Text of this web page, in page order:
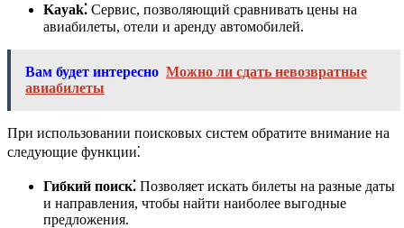
Kayak⁚ Сервис, позволяющий сравнивать цены на
авиабилеты, отели и аренду автомобилей.
Вам будет интересно Можно ли сдать невозвратные
авиабилеты
При использовании поисковых систем обратите внимание на
следующие функции⁚
Гибкий поиск⁚ Позволяет искать билеты на разные даты
и направления, чтобы найти наиболее выгодные
предложения.